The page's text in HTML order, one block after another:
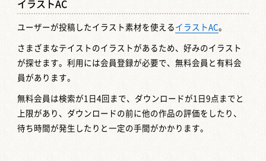
イラストAC
ユーザーが投稿したイラスト素材を使える イラストAC。
さまざまなテイストのイラストがあるため、好みのイラスト
が探せます。利用には会員登録が必要で、無料会員と有料会
員があります。
無料会員は検索が1日4回まで、ダウンロードが1日9点までと
上限があり、ダウンロードの前に他の作品の評価をしたり、
待ち時間が発生したりと一定の手間がかかります。